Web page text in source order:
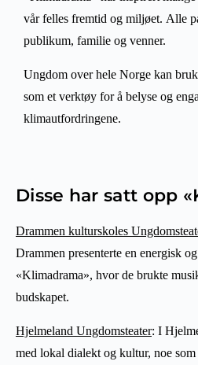
vår felles fremtid og miljøet. Alle
publikum, familie og venner.
Ungdom over hele Norge kan
som et verktøy for å belyse og
klimautfordringene.
Disse har satt opp
Drammen kulturskoles
Drammen presenterte en energisk
«Klimadrama», hvor de brukte
budskapet.
Hjelmeland Ungdomsteater: I
med lokal dialekt og kultur, noe